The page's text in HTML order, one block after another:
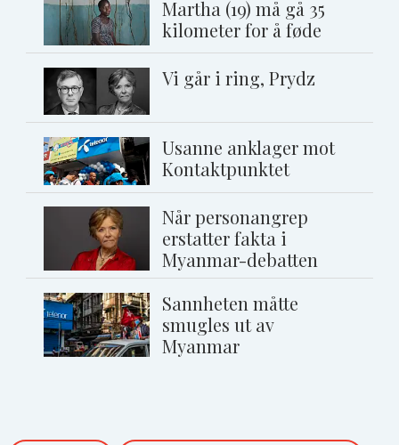
Martha (19) må gå 35
kilometer for å føde
Vi går i ring, Prydz
Usanne anklager mot
Kontaktpunktet
Når personangrep
erstatter fakta i
Myanmar-debatten
Sannheten måtte
smugles ut av
Myanmar